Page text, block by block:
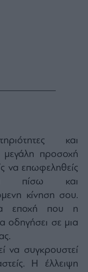
και
μεγάλη προσοχή
να επωφεληθείς
πίσω και
κίνηση σου.
εποχή που η
οδηγήσει σε μια
να συγκρουστεί
Η έλλειψη